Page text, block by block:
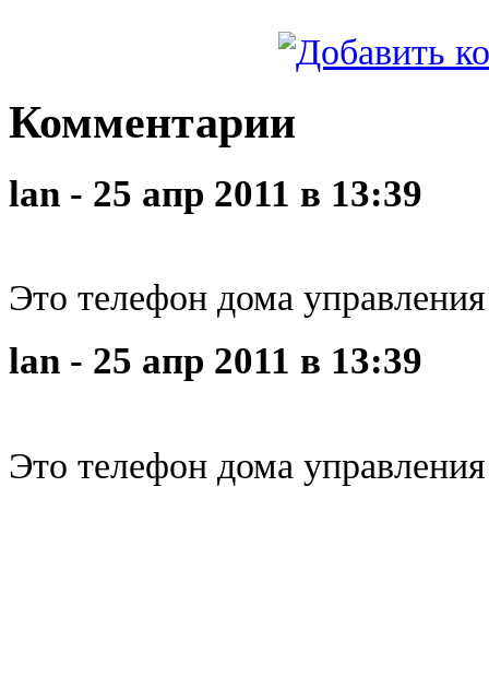
Комментарии
lan - 25 апр 2011 в 13:39
Это телефон дома управления
lan - 25 апр 2011 в 13:39
Это телефон дома управления